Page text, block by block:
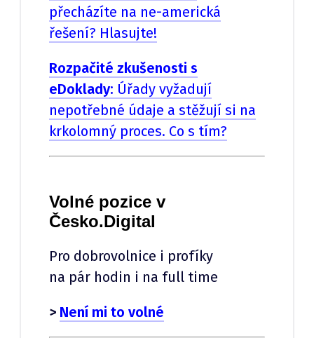
přecházíte na ne-americká
řešení? Hlasujte!
Rozpačité zkušenosti s
eDoklady: Úřady vyžadují
nepotřebné údaje a stěžují si na
krkolomný proces. Co s tím?
Volné pozice v
Česko.Digital
Pro dobrovolnice i profíky
na pár hodin i na full time
> Není mi to volné